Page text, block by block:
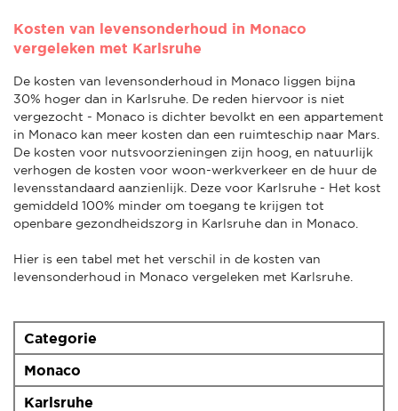
Kosten van levensonderhoud in Monaco
vergeleken met Karlsruhe
De kosten van levensonderhoud in Monaco liggen bijna
30% hoger dan in Karlsruhe. De reden hiervoor is niet
vergezocht - Monaco is dichter bevolkt en een appartement
in Monaco kan meer kosten dan een ruimteschip naar Mars.
De kosten voor nutsvoorzieningen zijn hoog, en natuurlijk
verhogen de kosten voor woon-werkverkeer en de huur de
levensstandaard aanzienlijk. Deze voor Karlsruhe - Het kost
gemiddeld 100% minder om toegang te krijgen tot
openbare gezondheidszorg in Karlsruhe dan in Monaco.
Hier is een tabel met het verschil in de kosten van
levensonderhoud in Monaco vergeleken met Karlsruhe.
Categorie
Monaco
Karlsruhe